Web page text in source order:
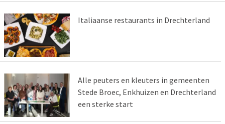
Italiaanse restaurants in Drechterland
Alle peuters en kleuters in gemeenten
Stede Broec, Enkhuizen en Drechterland
een sterke start